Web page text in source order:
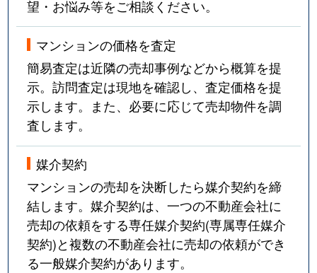
望・お悩み等をご相談ください。
マンションの価格を査定
簡易査定は近隣の売却事例などから概算を提
示。訪問査定は現地を確認し、査定価格を提
示します。また、必要に応じて売却物件を調
査します。
媒介契約
マンションの売却を決断したら媒介契約を締
結します。媒介契約は、一つの不動産会社に
売却の依頼をする専任媒介契約(専属専任媒介
契約)と複数の不動産会社に売却の依頼ができ
る一般媒介契約があります。